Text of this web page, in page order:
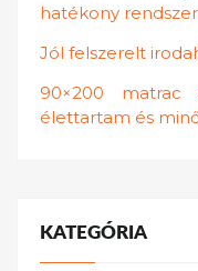
hatékony
Jól felszerelt
90×200 matrac
élettartam és
KATEGÓRIA